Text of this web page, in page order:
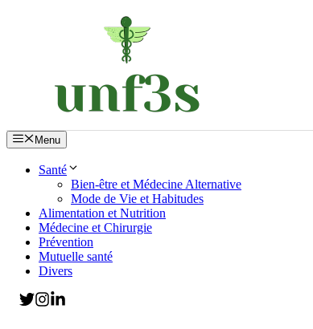
Menu
Santé
Bien-être et Médecine Alternative
Mode de Vie et Habitudes
Alimentation et Nutrition
Médecine et Chirurgie
Prévention
Mutuelle santé
Divers